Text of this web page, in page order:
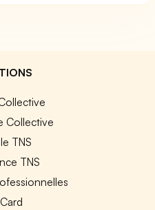
Collective
TNS
TNS